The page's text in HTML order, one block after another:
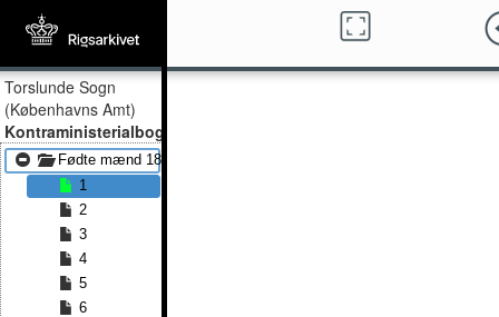
Torslunde Sogn
(Københavns Amt)
Kontraministerialbog
Fødte mænd 1815 - Fødte mænd 1852
1
2
3
4
5
6